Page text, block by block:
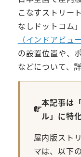
こなすストリー
なしドットコム
（インドアビュ
の設置位置や、
などについて、
本記事は
ル」に特
屋内版スト
マは、以下